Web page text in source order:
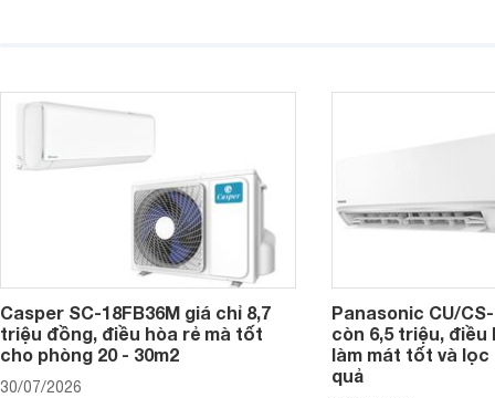
Casper SC-18FB36M giá chỉ 8,7
triệu đồng, điều hòa rẻ mà tốt
cho phòng 20 - 30m2
30/07/2026
Panasonic CU/
còn 6,5 triệu, điều
làm mát tốt và lọc
quả